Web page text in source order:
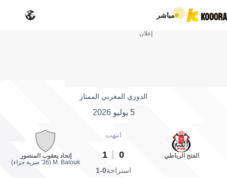
مباشر
إعلان
الدوري المغربي الممتاز
5 يوليو 2026
الفتح الرباطي
انتهت
0
1
إتحاد يعقوب المنصور
M. Balouk (36' ضربة جزاء)
استراحة0-1